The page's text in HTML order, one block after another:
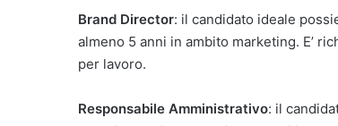
Brand Director: il candidato ideale
almeno 5 anni in ambito marketing. E’
per lavoro.
Responsabile Amministrativo: il